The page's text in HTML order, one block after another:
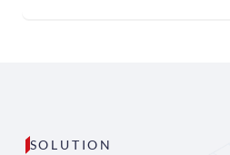
SOLUTION